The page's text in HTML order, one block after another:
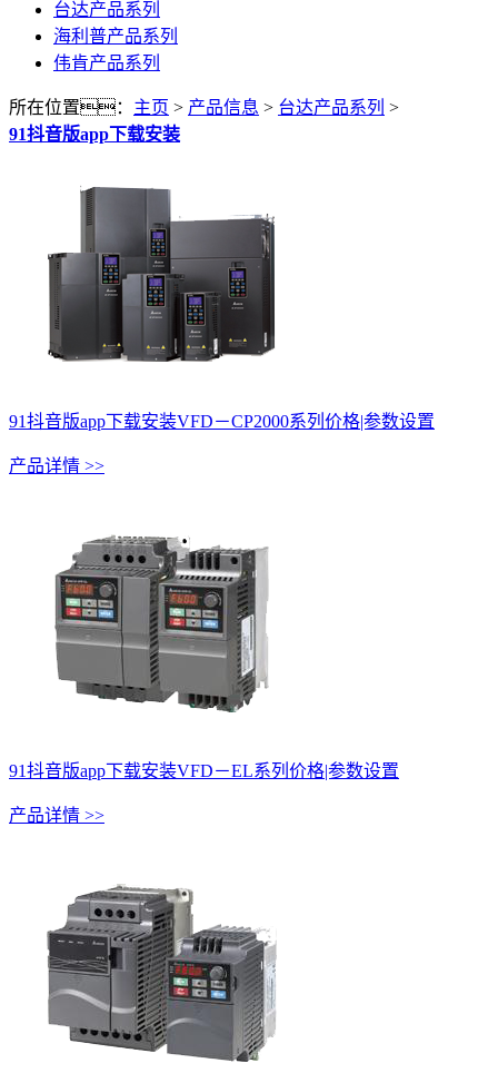
台达产品系列
海利普产品系列
伟肯产品系列
所在位置： 主页 > 产品信息 > 台达产品系列 >
91抖音版app下载安装
91抖音版app下载安装VFD－CP2000系列价格|参数设置
产品详情 >>
91抖音版app下载安装VFD－EL系列价格|参数设置
产品详情 >>